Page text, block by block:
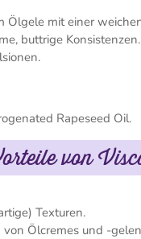
Ölgele mit einer
buttrige
Rapeseed Oil.
von
Texturen.
Ölcremes und -